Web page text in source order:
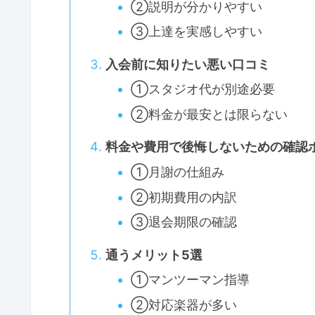
②説明が分かりやすい
③上達を実感しやすい
入会前に知りたい悪い口コミ
①スタジオ代が別途必要
②料金が最安とは限らない
料金や費用で後悔しないための確認
①月謝の仕組み
②初期費用の内訳
③退会期限の確認
通うメリット5選
①マンツーマン指導
②対応楽器が多い